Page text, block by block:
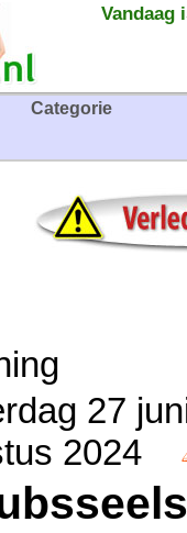
Vandaag
Categorie
27
2024